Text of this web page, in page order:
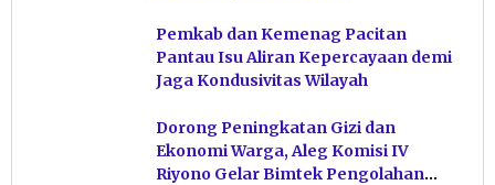
Pemkab dan Kemenag Pacitan
Pantau Isu Aliran Kepercayaan demi
Jaga Kondusivitas Wilayah
Dorong Peningkatan Gizi dan
Ekonomi Warga, Aleg Komisi IV
Riyono Gelar Bimtek Pengolahan